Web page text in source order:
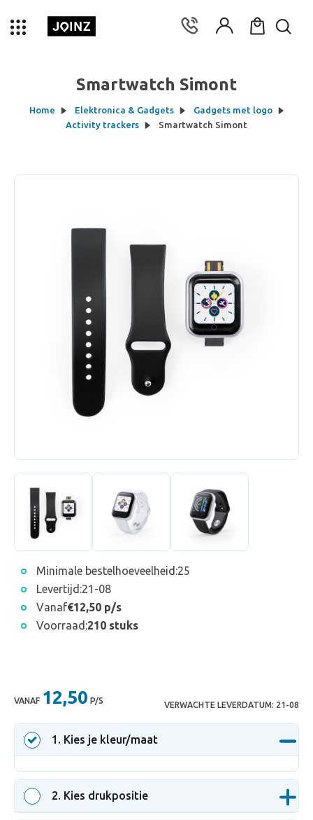
Smartwatch Simont
Home Elektronica & Gadgets
Gadgets met logo
Activity trackers
Smartwatch Simont
Minimale bestelhoeveelheid:25
Levertijd:21-08
Vanaf€12,50 p/s
Voorraad:210 stuks
VANAF 12,50 P/S VERWACHTE LEVERDATUM: 21-08
1 . Kies je kleur/maat
2. Kies drukpositie